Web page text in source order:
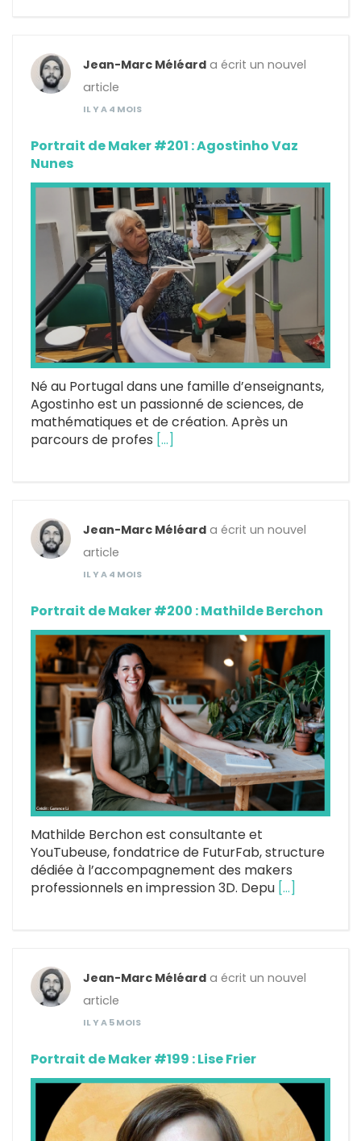
Jean-Marc Méléard a écrit un nouvel
article
IL Y A 4 MOIS
Portrait de Maker #201 : Agostinho Vaz
Nunes
Né au Portugal dans une famille d’enseignants,
Agostinho est un passionné de sciences, de
mathématiques et de création. Après un
parcours de profes […]
Jean-Marc Méléard a écrit un nouvel
article
IL Y A 4 MOIS
Portrait de Maker #200 : Mathilde Berchon
Mathilde Berchon est consultante et
YouTubeuse, fondatrice de FuturFab, structure
dédiée à l’accompagnement des makers
professionnels en impression 3D. Depu […]
Jean-Marc Méléard a écrit un nouvel
article
IL Y A 5 MOIS
Portrait de Maker #199 : Lise Frier